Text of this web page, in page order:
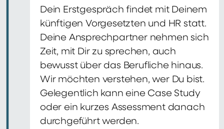
Dein Erstgespräch findet mit Deinem
künftigen Vorgesetzten und HR statt.
Deine Ansprechpartner nehmen sich
Zeit, mit Dir zu sprechen, auch
bewusst über das Berufliche hinaus.
Wir möchten verstehen, wer Du bist.
Gelegentlich kann eine Case Study
oder ein kurzes Assessment danach
durchgeführt werden.